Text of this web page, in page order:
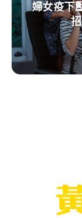
婦女疫下